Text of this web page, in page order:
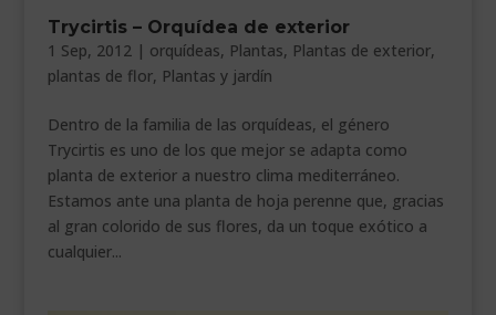
Trycirtis – Orquídea de exterior
1 Sep, 2012| orquídeas, Plantas, Plantas de exterior,
plantas de flor, Plantas y jardín
Dentro de la familia de las orquídeas, el género
Trycirtis es uno de los que mejor se adapta como
planta de exterior a nuestro clima mediterráneo.
Estamos ante una planta de hoja perenne que, gracias
al gran colorido de sus flores, da un toque exótico a
cualquier...